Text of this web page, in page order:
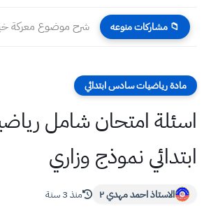
📁 مشاركات منوعه
مادة رياضيات سادس ابتدائي
اسئلة امتحان شامل
ابتدائي نموذج وزاري
الاستاذ احمد مهدي ٢ منذ 3 سنة